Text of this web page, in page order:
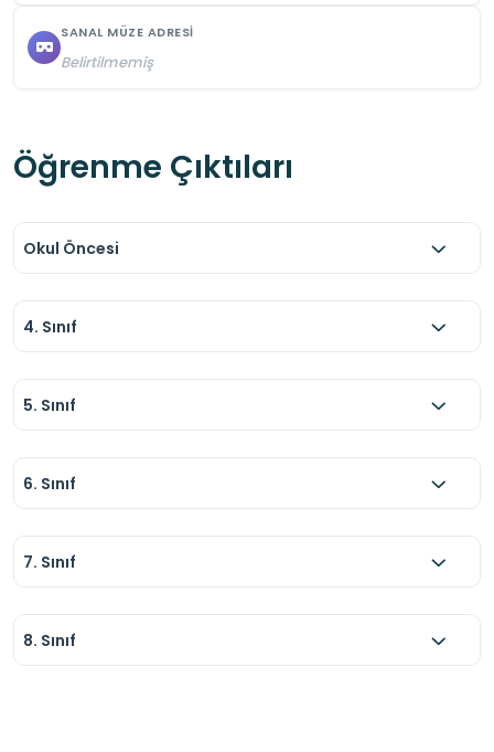
SANAL MÜZE ADRESI
Belirtilmemiş
Öğrenme Çıktıları
Okul Öncesi
4. Sınıf
5. Sınıf
6. Sınıf
7. Sınıf
8. Sınıf